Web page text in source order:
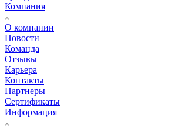
Компания
О компании
Новости
Команда
Отзывы
Карьера
Контакты
Партнеры
Сертификаты
Информация